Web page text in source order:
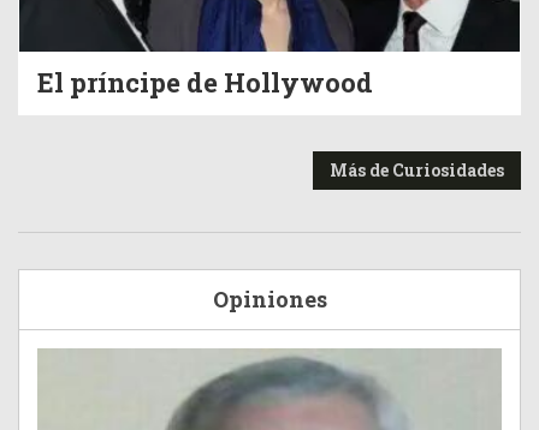
El príncipe de Hollywood
Más de Curiosidades
Opiniones